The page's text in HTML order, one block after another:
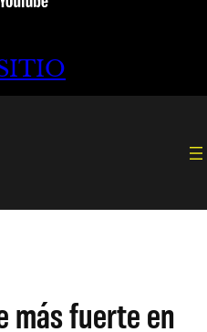
más fuerte en